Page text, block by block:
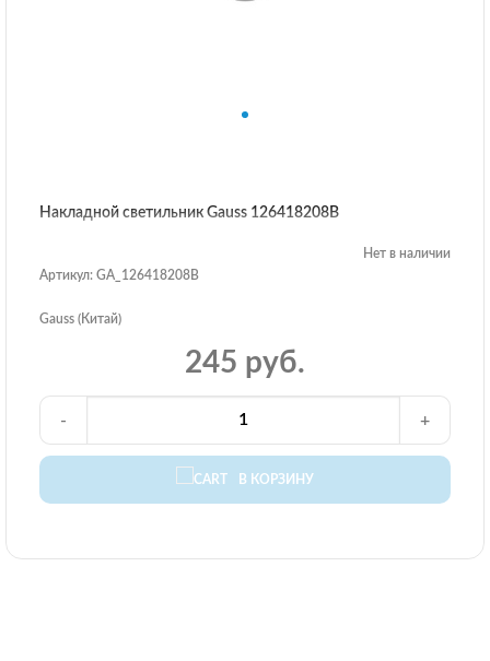
Накладной светильник Gauss 126418208B
Нет в наличии
Артикул: GA_126418208B
Gauss (Китай)
245 руб.
В КОРЗИНУ
- +